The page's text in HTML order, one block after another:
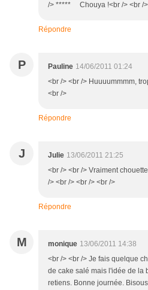
/> ***** Chouya !<br /> <br />
Répondre
P Pauline 14/06/2011 01:24
<br /> <br /> Huuuummmm,
<br />
Répondre
J Julie 13/06/2011 21:25
<br /> <br /> Vraiment
/> <br /> <br /> <br />
Répondre
M monique 13/06/2011 14:38
<br /> <br /> Je fais quelque
de cake salé mais l'idée de la
retiens. Bonne journée.